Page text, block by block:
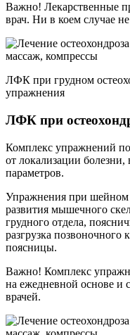
Важно! Лекарственные
врач. Ни в коем случае
ЛФК при грудном
упражнения
ЛФК при
Комплекс упражнений
от локализации
параметров.
Упражнения при шейном
развития мышечного
грудного отдела,
разгрузка
поясницы.
Важно! Комплекс
на ежедневной основе и
врачей.